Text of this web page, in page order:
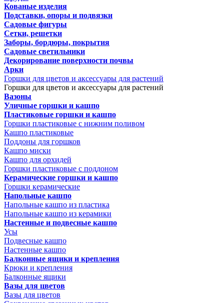
Кованые изделия
Подставки, опоры и подвязки
Садовые фигуры
Сетки, решетки
Заборы, бордюры, покрытия
Садовые светильники
Декорирование поверхности почвы
Арки
Горшки для цветов и аксессуары для растений
Горшки для цветов и аксессуары для растений
Вазоны
Уличные горшки и кашпо
Пластиковые горшки и кашпо
Горшки пластиковые с нижним поливом
Кашпо пластиковые
Поддоны для горшков
Кашпо миски
Кашпо для орхидей
Горшки пластиковые с поддоном
Керамические горшки и кашпо
Горшки керамические
Напольные кашпо
Напольные кашпо из пластика
Напольные кашпо из керамики
Настенные и подвесные кашпо
Усы
Подвесные кашпо
Настенные кашпо
Балконные ящики и крепления
Крюки и крепления
Балконные ящики
Вазы для цветов
Вазы для цветов